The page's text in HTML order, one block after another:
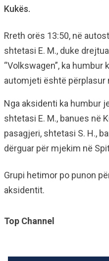
Kukës.
Rreth orës 13:50, në
shtetasi E. M., duke
“Volkswagen”, ka
automjeti është përplasur
Nga aksidenti ka humbur
shtetasi E. M., banues në
pasagjeri, shtetasi S. H.,
dërguar për mjekim në
Grupi hetimor po punon
aksidentit.
Top Channel